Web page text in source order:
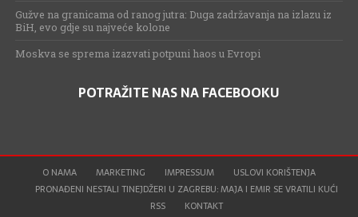
Gužve na granicama od ranog jutra: Duga zadržavanja na izlazu iz
BiH, evo gdje su najveće kolone
Moskva se sprema izazvati potpuni haos u Evropi
POTRAŽITE NAS NA FACEBOOKU
O NAMA MARKETING IMPRESSUM
USLOVI KORIŠTENJA
PRONAĐENI NESTALI TINEJDŽERI U ZAGREBU: MAJA I EMIR SE VRATILI KUĆI
RSS
KONTAKT